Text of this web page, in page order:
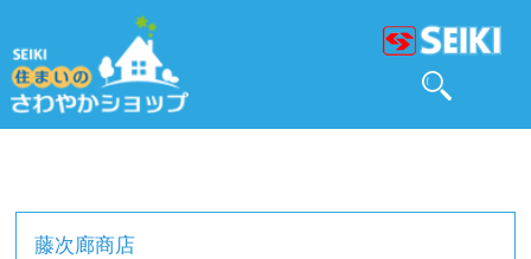
藤次廊商店